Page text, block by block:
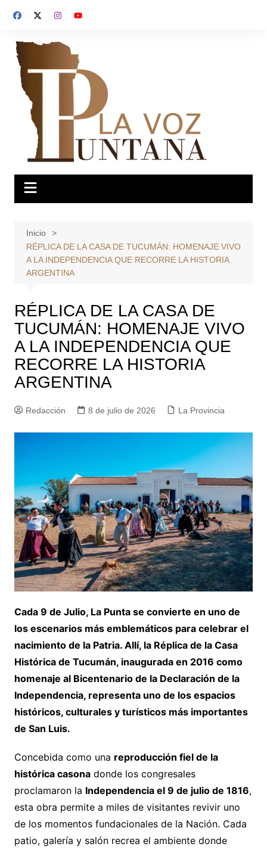
Inicio
RÉPLICA DE LA CASA DE TUCUMÁN: HOMENAJE VIVO
A LA INDEPENDENCIA QUE RECORRE LA HISTORIA
ARGENTINA
RÉPLICA DE LA CASA DE
TUCUMÁN: HOMENAJE VIVO
A LA INDEPENDENCIA QUE
RECORRE LA HISTORIA
ARGENTINA
Redacción 8 de julio de 2026 La Provincia
Cada 9 de Julio, La Punta se convierte en uno de
los escenarios más emblemáticos para celebrar el
nacimiento de la Patria. Allí, la Réplica de la Casa
Histórica de Tucumán, inaugurada en 2016 como
homenaje al Bicentenario de la Declaración de la
Independencia, representa uno de los espacios
históricos, culturales y turísticos más importantes
de San Luis.
Concebida como una reproducción fiel de la
histórica casonadonde los congresales
proclamaron la Independencia el 9 de julio de 1816,
esta obra permite a miles de visitantes revivir uno
de los momentos fundacionales de la Nación. Cada
patio, galería y salón recrea el ambiente donde